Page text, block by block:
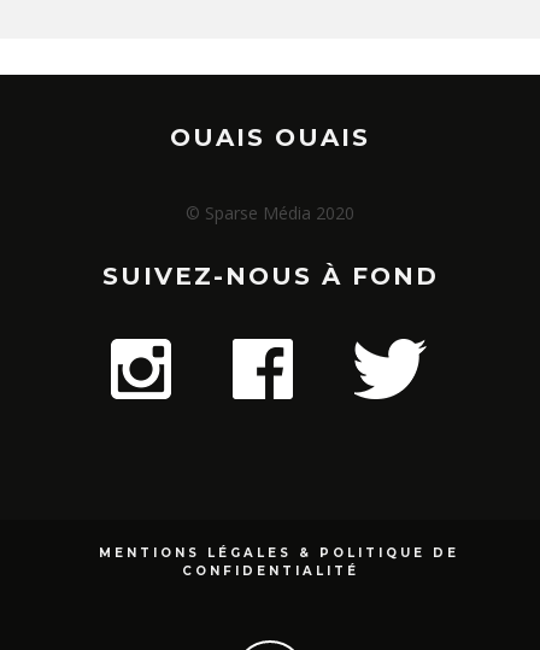
OUAIS OUAIS
© Sparse Média 2020
SUIVEZ-NOUS À FOND
MENTIONS LÉGALES & POLITIQUE DE
CONFIDENTIALITÉ